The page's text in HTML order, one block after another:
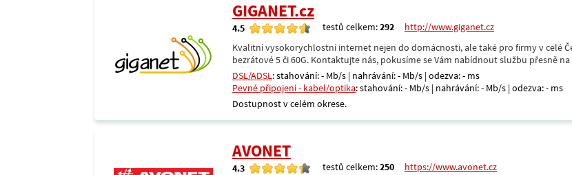
GIGANET.cz
4.5 testů celkem:292
http://www.giganet.cz
Kvalitní vysokorychlostní internet nejen do domácnosti, ale také pro firmy v celé
bezrátové 5 či 60G. Kontaktujte nás, pokusíme se Vám nabídnout službu přesně
DSL/ADSL: stahování: - Mb/s | nahrávání: - Mb/s | odezva: - ms
Pevné připojení - kabel/optika: stahování: - Mb/s | nahrávání: - Mb/s | odezva: - ms
Dostupnost v celém okrese.
AVONET
4.3 testů celkem:250
https://www.avonet.cz